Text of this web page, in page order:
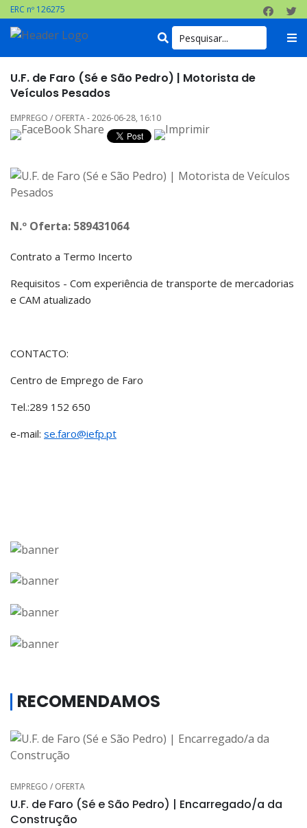
ERC nº 126275
U.F. de Faro (Sé e São Pedro) | Motorista de
Veículos Pesados
EMPREGO / OFERTA - 2026-06-28, 16:10
N.º Oferta: 589431064
Contrato a Termo Incerto
Requisitos - Com experiência de transporte de mercadorias
e CAM atualizado
CONTACTO:
Centro de Emprego de Faro
Tel.:289 152 650
e-mail: se.faro@iefp.pt
RECOMENDAMOS
EMPREGO / OFERTA
U.F. de Faro (Sé e São Pedro) | Encarregado/a da
Construção